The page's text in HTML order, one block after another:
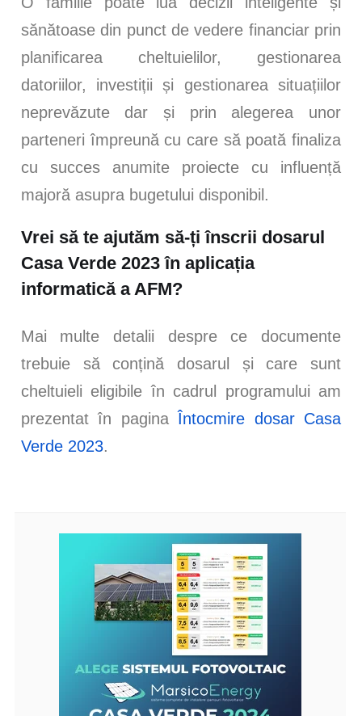
sănătoase din punct de vedere financiar prin
planificarea cheltuielilor, gestionarea
datoriilor, investiții și gestionarea situațiilor
neprevăzute dar și prin alegerea unor
parteneri împreună cu care să poată finaliza
cu succes anumite proiecte cu influență
majoră asupra bugetului disponibil.
Vrei să te ajutăm să-ți înscrii dosarul
Casa Verde 2023 în aplicația
informatică a AFM?
Mai multe detalii despre ce documente
trebuie să conțină dosarul și care sunt
cheltuieli eligibile în cadrul programului am
prezentat în pagina Întocmire dosar Casa
Verde 2023.